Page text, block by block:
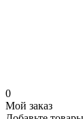
0
Мой заказ